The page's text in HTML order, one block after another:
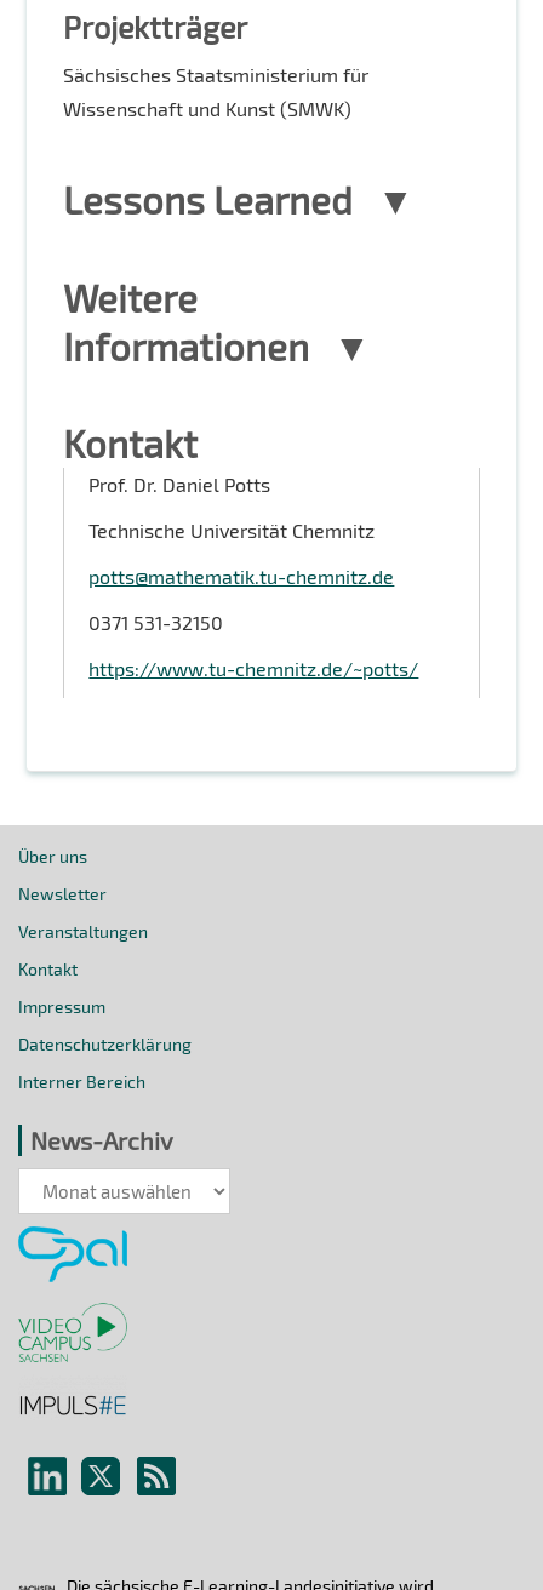
Projektträger
Sächsisches Staatsministerium für
Wissenschaft und Kunst (SMWK)
Lessons Learned
Weitere
Informationen
Kontakt
Prof. Dr. Daniel Potts
Technische Universität Chemnitz
potts@mathematik.tu-chemnitz.de
0371 531-32150
https://www.tu-chemnitz.de/~potts/
Über uns
Newsletter
Veranstaltungen
Kontakt
Impressum
Datenschutzerklärung
Interner Bereich
News-Archiv
News-
Archiv